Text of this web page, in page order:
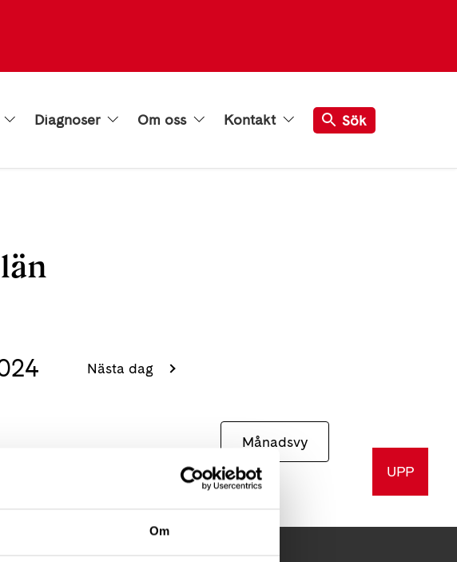
Om
Diagnoser Om oss Kontakt Sök
Nästa dag
Månadsvy
UPP